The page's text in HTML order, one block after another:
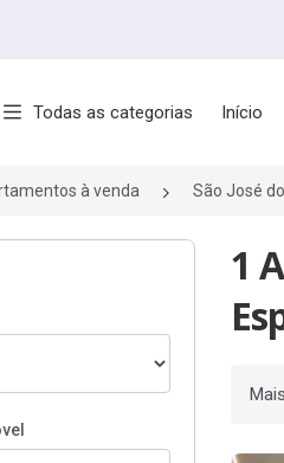
Todas as categorias Início
à venda São José
1